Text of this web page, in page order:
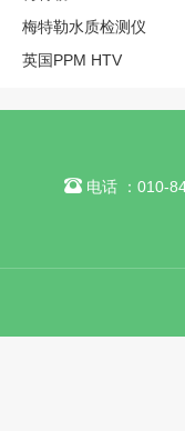
梅特勒水质检测仪
英国PPM HTV
电话 ：010-